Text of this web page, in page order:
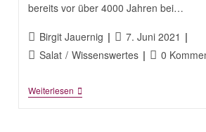
bereits vor über 4000 Jahren bei…
Beitrags-
Autor:
Birgit Jauernig
Beitrag
veröffentlicht:
7. Juni 2021
Beitrags-
Salat / Wissenswertes
Beitrags-
0
WeiterlesenSalat-
Geschichte